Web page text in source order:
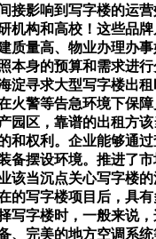
接影响到写字楼的运
机构和高校！这些品
质量高、物业办理办
本身的预算和需求进
淀寻求大型写字楼出
火警等告急环境下保
园区，靠谱的出租方
和权利。企业能够通
备摆设环境。推进了
该当沉点关心写字楼
的写字楼项目后，具
写字楼时，一般来说
、完美的地方空调系